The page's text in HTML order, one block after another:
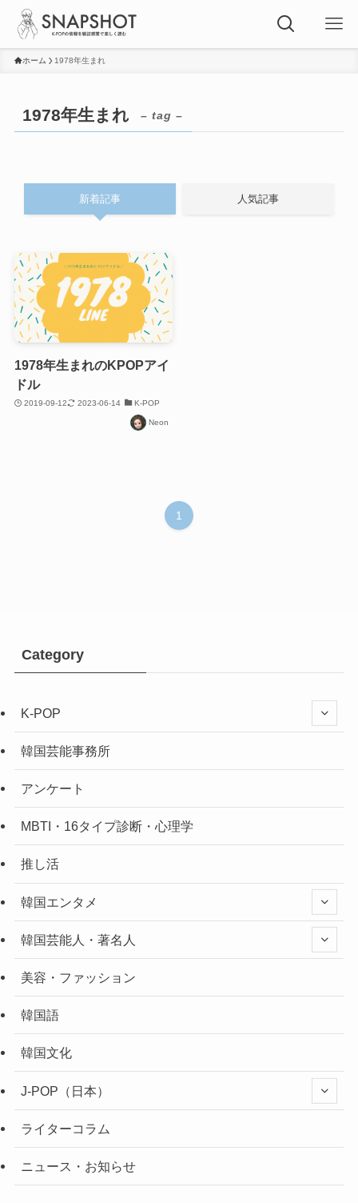
ホーム 1978年生まれ
1978年生まれ – tag –
新着記事 人気記事
1978年生まれのKPOPアイ
ドル
2019-09-12 2023-06-14 K-POP
Neon
1
Category
K-POP
韓国芸能事務所
アンケート
MBTI・16タイプ診断・心理学
推し活
韓国エンタメ
韓国芸能人・著名人
美容・ファッション
韓国語
韓国文化
J-POP（日本）
ライターコラム
ニュース・お知らせ